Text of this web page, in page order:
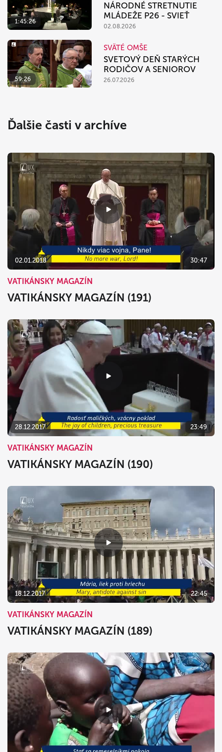
1:45:26
NÁRODNÉ STRETNUTIE
MLÁDEŽE P26 - SVIEŤ
02.08.2026
59:26
SVÄTÉ OMŠE
SVETOVÝ DEŇ STARÝCH
RODIČOV A SENIOROV
26.07.2026
Ďalšie časti v archíve
02.01.2018 30:47
VATIKÁNSKY MAGAZÍN
VATIKÁNSKY MAGAZÍN (191)
28.12.2017 23:49
VATIKÁNSKY MAGAZÍN
VATIKÁNSKY MAGAZÍN (190)
18.12.2017 22:45
VATIKÁNSKY MAGAZÍN
VATIKÁNSKY MAGAZÍN (189)